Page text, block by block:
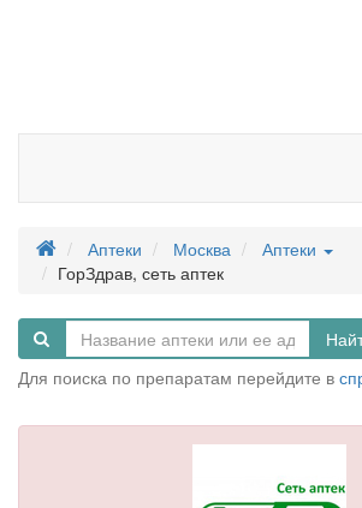
Аптеки Москва
Аптеки
ГорЗдрав, сеть аптек
Для поиска по препаратам перейдите в